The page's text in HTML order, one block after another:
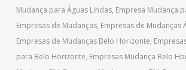
Mudança para Águas Lindas, Empresa Mudança
Empresas de Mudanças, Empresas de Mudanças
Empresas de Mudanças Belo Horizonte,
para Belo Horizonte, Empresas Mudança Belo